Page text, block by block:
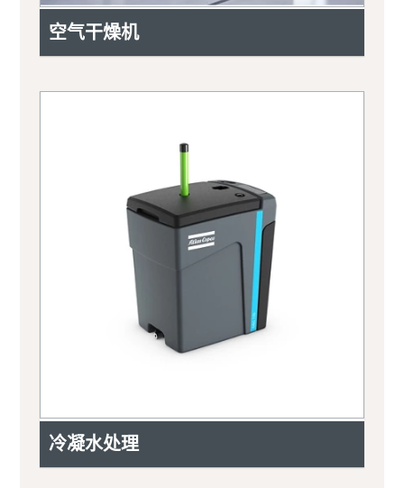
空气干燥机
冷凝水处理